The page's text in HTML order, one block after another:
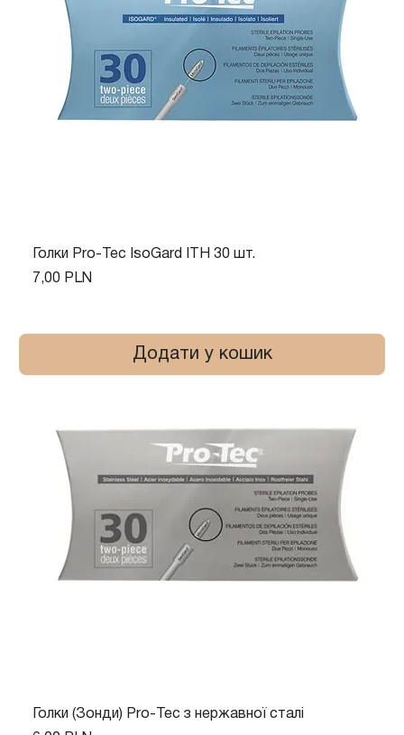
Голки Pro-Tec IsoGard ITH 30 шт.
Ціна
7,00 PLN
Додати у кошик
Голки (Зонди) Pro-Tec з нержавної сталі